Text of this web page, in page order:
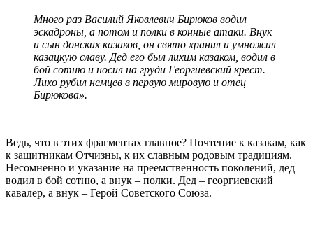
Много раз Василий Яковлевич Бирюков водил
эскадроны, а потом и полки в конные атаки. Внук
и сын донских казаков, он свято хранил и умножил
казацкую славу. Дед его был лихим казаком, водил в
бой сотню и носил на груди Георгиевский крест.
Лихо рубил немцев в первую мировую и отец
Бирюкова».
Ведь, что в этих фрагментах главное? Почтение к казакам, как
к защитникам Отчизны, к их славным родовым традициям.
Несомненно и указание на преемственность поколений, дед
водил в бой сотню, а внук – полки. Дед – георгиевский
кавалер, а внук – Герой Советского Союза.